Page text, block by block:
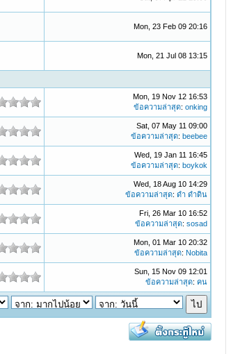
Mon, 23 Feb 09 20:16
Mon, 21 Jul 08 13:15
Mon, 19 Nov 12 16:53
ข้อความล่าสุด: onking
Sat, 07 May 11 09:00
ข้อความล่าสุด: beebee
Wed, 19 Jan 11 16:45
ข้อความล่าสุด: boykok
Wed, 18 Aug 10 14:29
ข้อความล่าสุด: ดำ ดำดิน
Fri, 26 Mar 10 16:52
ข้อความล่าสุด: sosad
Mon, 01 Mar 10 20:32
ข้อความล่าสุด: Nobita
Sun, 15 Nov 09 12:01
ข้อความล่าสุด: คน